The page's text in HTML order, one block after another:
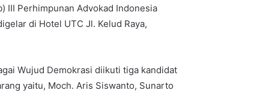
III Perhimpunan Advokad Indonesia
di Hotel UTC Jl. Kelud Raya,
Wujud Demokrasi diikuti tiga kandidat
yaitu, Moch. Aris Siswanto, Sunarto